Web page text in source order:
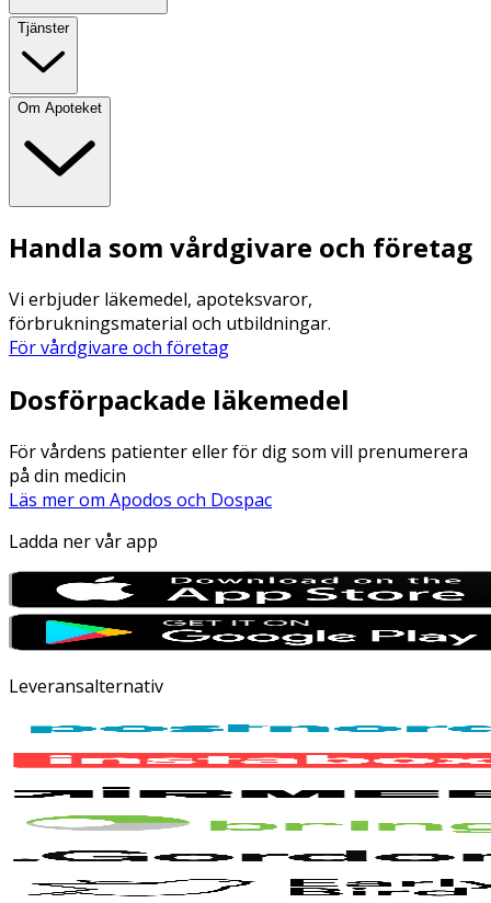
Tjänster
Om Apoteket
Handla som vårdgivare och företag
Vi erbjuder läkemedel, apoteksvaror,
förbrukningsmaterial och utbildningar.
För vårdgivare och företag
Dosförpackade läkemedel
För vårdens patienter eller för dig som vill prenumerera
på din medicin
Läs mer om Apodos och Dospac
Ladda ner vår app
Leveransalternativ